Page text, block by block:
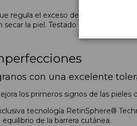
regula el exceso de grasa y
secar la piel. Testado bajo control
con una excelente
los primeros signos de las pieles
tecnología RetinSphere®
de la barrera cutánea.